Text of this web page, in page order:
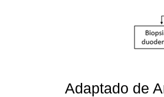
Adaptado de